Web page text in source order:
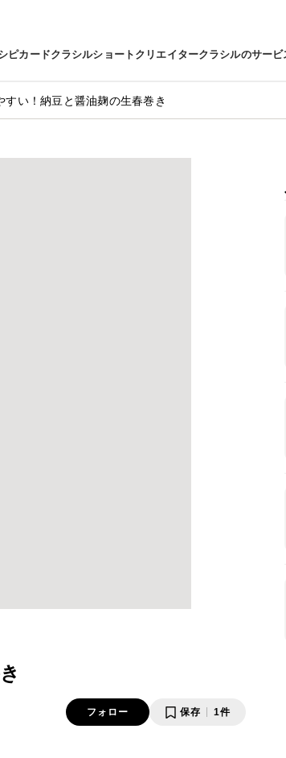
ピカードクラシルショートクリエイタークラシルのサービ
すい！納豆と醤油麹の生春巻き
フォロー 保存 1件